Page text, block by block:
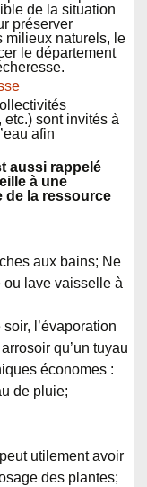
de la situation
préserver
milieux naturels, le
le département
sont invités à
afin
aussi rappelé
à une
de la ressource
aux bains; Ne
ou lave vaisselle à
l’évaporation
qu’un tuyau
économes :
de pluie;
utilement avoir
des plantes;